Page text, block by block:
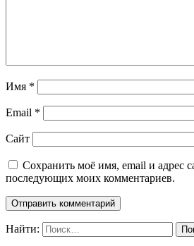
Имя *
Email *
Сайт
Сохранить моё имя, email и адрес
последующих моих комментариев.
Найти: